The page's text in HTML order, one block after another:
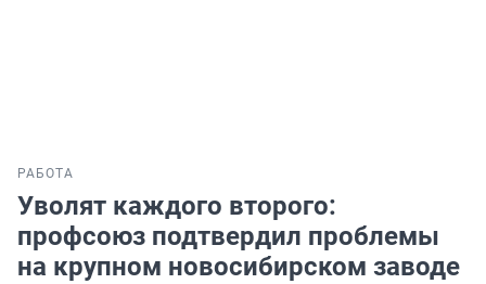
РАБОТА
Уволят каждого второго:
профсоюз подтвердил проблемы
на крупном новосибирском заводе